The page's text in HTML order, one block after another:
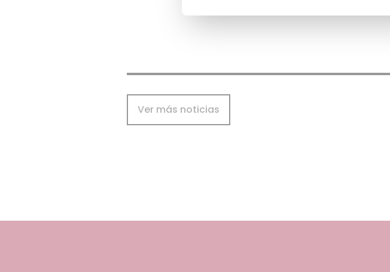
Ver más noticias